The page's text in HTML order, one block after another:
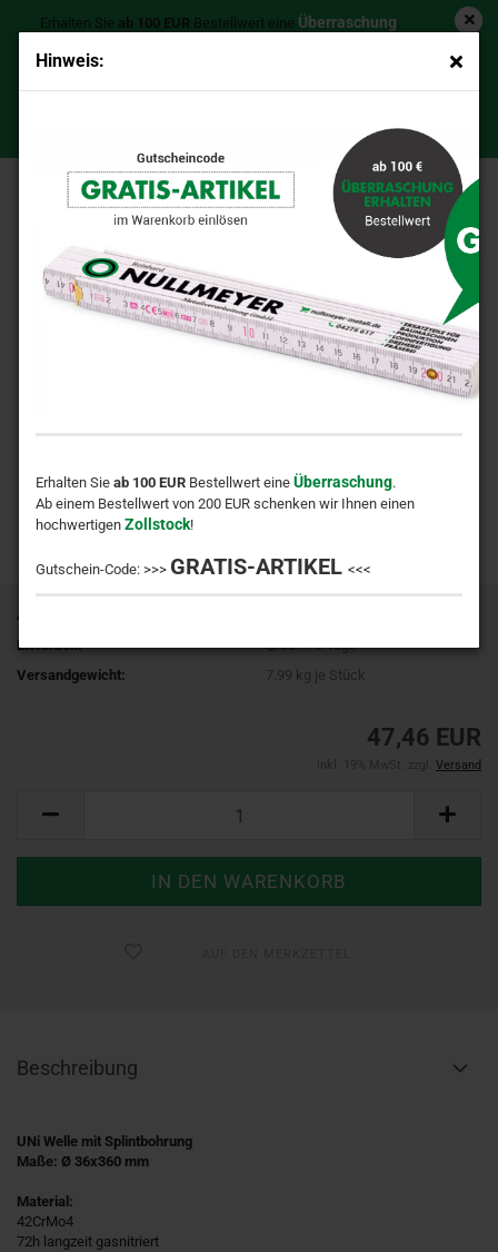
Hinweis:
Erhalten Sie ab 100 EUR Bestellwert eine Überraschung.
Ab einem Bestellwert von 200 EUR schenken wir Ihnen einen
hochwertigen Zollstock!
Gutschein-Code: >>> GRATIS-ARTIKEL <<<
Erhalten Sie ab 100 EUR Bestellwert eine Überraschung.
UNi Welle Ø 36x360 mm 42CrMo4
Art.Nr.:
Lieferzeit:
ca. 1-3 Tage
Versandgewicht:
7.99 kg je Stück
47,46 EUR
Versand
Beschreibung
UNi Welle mit Splintbohrung
Maße: Ø 36x360 mm
Material:
42CrMo4
72h langzeit gasnitriert